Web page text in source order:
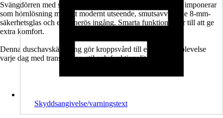
Svängdörren med sidovägg i serien SETTE från Jungborn imponerar
som hörnlösning med ett modernt utseende, smutsavvisande 8-mm-
säkerhetsglas och en generös ingång. Smarta funktioner ser till att ge
extra komfort.
Denna duschavskärmning gör kroppsvård till en härlig upplevelse
varje dag med transparens, stil och funktionalitet.
Skyddsangivelse/varningstext